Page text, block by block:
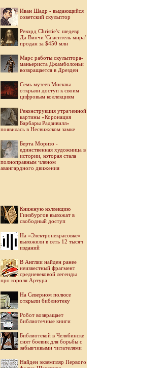
Иван Шадр - выдающийся
советский скульптор
Рекорд Christie's: шедевр
Да Винчи 'Спаситель мира'
продан за $450 млн
Марс работы скульптора-
маньериста Джамболоньи
возвращается в Дрезден
Семь музеев Москвы
открыли доступ к своим
цифровым коллекциям
Реконструкция утраченной
картины «Коронация
Барбары Радзивилл»
появилась в Несвижском замке
Берта Моризо -
единственная художница в
истории, которая стала
полноправным членом
авангардного движения
Книжную коллекцию
Гинзбургов выложат в
свободный доступ
На «Электронекрасовке»
выложили в сеть 12 тысяч
изданий
В Англии найден ранее
неизвестный фрагмент
средневековой легенды
про короля Артура
На Северном полюсе
открыли библиотеку
Робот возвращает
библиотечные книги
Библиотекой в Челябинске
снят боевик для борьбы с
забывчивыми читателями
Найден экземпляр Первого